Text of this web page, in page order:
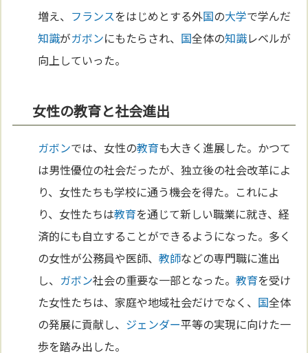
増え、 フランスをはじめとする外国の大学で学んだ
知識がガボンにもたらされ、 国全体の知識レベルが
向上していった。
女性の教育と社会進出
ガボンでは、女性の教育も大きく進展した。かつて
は男性優位の社会だったが、独立後の社会改革によ
り、女性たちも学校に通う機会を得た。これによ
り、女性たちは教育を通じて新しい職業に就き、経
済的にも自立することができるようになった。多く
の女性が公務員や医師、教師などの専門職に進出
し、 ガボン社会の重要な一部となった。教育を受け
た女性たちは、家庭や地域社会だけでなく、 国全体
の発展に貢献し、 ジェンダー平等の実現に向けた一
歩を踏み出した。